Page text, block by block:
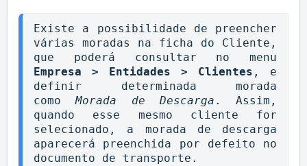
Existe a possibilidade de preencher
várias moradas na ficha do Cliente,
Empresa > Entidades > Clientes , e
definir determinada morada
como Morada de Descarga . Assim,
quando esse mesmo cliente for
selecionado, a morada de descarga
aparecerá preenchida por defeito no
documento de transporte.